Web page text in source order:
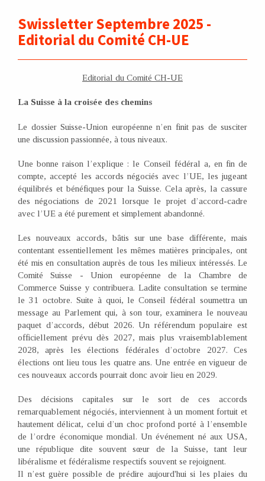
Swissletter Septembre 2025 -
Editorial du Comité CH-UE
Editorial du Comité CH-UE
La Suisse à la croisée des chemins
Le dossier Suisse-Union européenne n’en finit pas de susciter
une discussion passionnée, à tous niveaux.
Une bonne raison l’explique : le Conseil fédéral a, en fin de
compte, accepté les accords négociés avec l’UE, les jugeant
équilibrés et bénéfiques pour la Suisse. Cela après, la cassure
des négociations de 2021 lorsque le projet d’accord-cadre
avec l’UE a été purement et simplement abandonné.
Les nouveaux accords, bâtis sur une base différente, mais
contentant essentiellement les mêmes matières principales, ont
été mis en consultation auprès de tous les milieux intéressés. Le
Comité Suisse - Union européenne de la Chambre de
Commerce Suisse y contribuera. Ladite consultation se termine
le 31 octobre. Suite à quoi, le Conseil fédéral soumettra un
message au Parlement qui, à son tour, examinera le nouveau
paquet d’accords, début 2026. Un référendum populaire est
officiellement prévu dès 2027, mais plus vraisemblablement
2028, après les élections fédérales d’octobre 2027. Ces
élections ont lieu tous les quatre ans. Une entrée en vigueur de
ces nouveaux accords pourrait donc avoir lieu en 2029.
Des décisions capitales sur le sort de ces accords
remarquablement négociés, interviennent à un moment fortuit et
hautement délicat, celui d’un choc profond porté à l’ensemble
de l’ordre économique mondial. Un événement né aux USA,
une république dite souvent sœur de la Suisse, tant leur
libéralisme et fédéralisme respectifs souvent se rejoignent.
Il n’est guère possible de prédire aujourd'hui si les plaies du